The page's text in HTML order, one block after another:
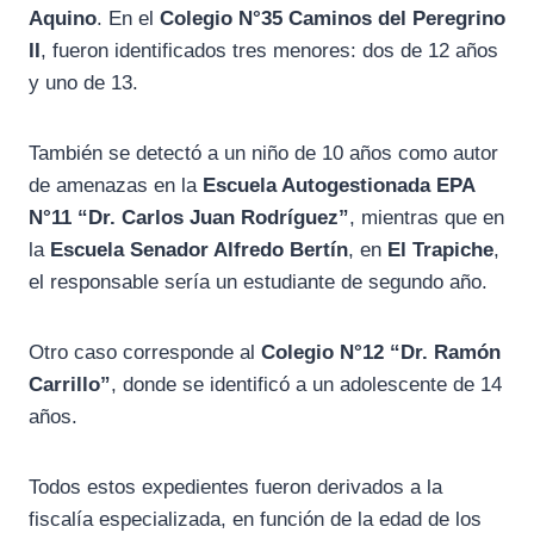
Aquino. En el Colegio N°35 Caminos del Peregrino
II, fueron identificados tres menores: dos de 12 años
y uno de 13.
También se detectó a un niño de 10 años como autor
de amenazas en la Escuela Autogestionada EPA
N°11 “Dr. Carlos Juan Rodríguez”, mientras que en
la Escuela Senador Alfredo Bertín, en El Trapiche,
el responsable sería un estudiante de segundo año.
Otro caso corresponde al Colegio N°12 “Dr. Ramón
Carrillo”, donde se identificó a un adolescente de 14
años.
Todos estos expedientes fueron derivados a la
fiscalía especializada, en función de la edad de los